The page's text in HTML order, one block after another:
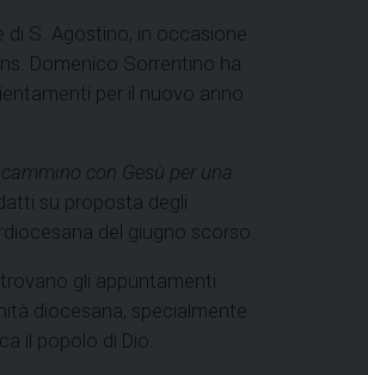
di S. Agostino, in occasione
Domenico Sorrentino ha
per il nuovo anno
cammino con Gesù per una
su proposta degli
del giugno scorso.
gli appuntamenti
diocesana, specialmente
il popolo di Dio.